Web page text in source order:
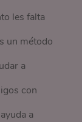
les falta
un método
a
con
a